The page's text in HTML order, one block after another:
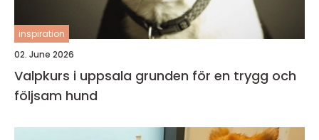
inspiration
02. June 2026
Valpkurs i uppsala grunden för en trygg och
följsam hund